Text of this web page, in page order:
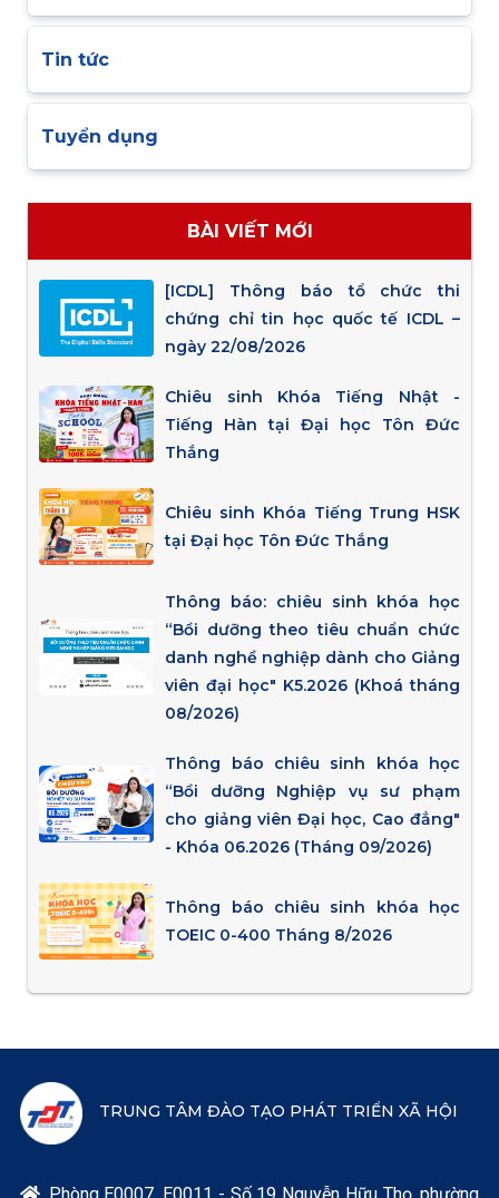
Tin tức
Tuyển dụng
BÀI VIẾT MỚI
[ICDL] Thông báo tổ chức thi
chứng chỉ tin học quốc tế ICDL –
ngày 22/08/2026
Chiêu sinh Khóa Tiếng Nhật -
Tiếng Hàn tại Đại học Tôn Đức
Thắng
Chiêu sinh Khóa Tiếng Trung HSK
tại Đại học Tôn Đức Thắng
Thông báo: chiêu sinh khóa học
“Bồi dưỡng theo tiêu chuẩn chức
danh nghề nghiệp dành cho Giảng
viên đại học" K5.2026 (Khoá tháng
08/2026)
Thông báo chiêu sinh khóa học
“Bồi dưỡng Nghiệp vụ sư phạm
cho giảng viên Đại học, Cao đẳng"
- Khóa 06.2026 (Tháng 09/2026)
Thông báo chiêu sinh khóa học
TOEIC 0-400 Tháng 8/2026
TRUNG TÂM ĐÀO TẠO PHÁT TRIỂN XÃ HỘI
 Phòng E0007, E0011 - Số 19 Nguyễn Hữu Thọ, phường